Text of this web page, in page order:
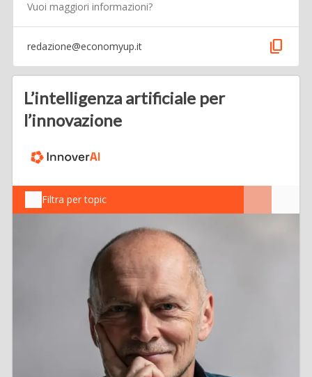
Vuoi maggiori informazioni?
redazione@economyup.it content_copy
L’intelligenza artificiale per
l’innovazione
Filtra per topic